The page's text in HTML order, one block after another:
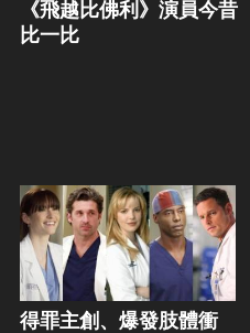
《飛越比佛利》演員今昔
比一比
得罪主創、爆發肢體衝